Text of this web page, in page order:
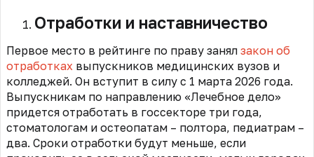
Отработки и наставничество
Первое место в рейтинге по праву занял закон об
отработках выпускников медицинских вузов и
колледжей. Он вступит в силу с 1 марта 2026 года.
Выпускникам по направлению «Лечебное дело»
придется отработать в госсекторе три года,
стоматологам и остеопатам – полтора, педиатрам –
два. Сроки отработки будут меньше, если